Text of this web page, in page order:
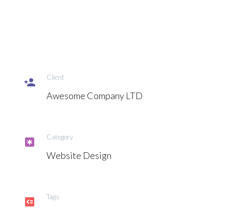
 Client
Awesome Company LTD
 Category
Website Design
 Tags